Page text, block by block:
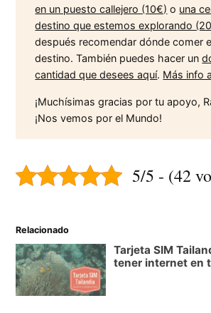
en un puesto callejero (10€) o una
destino que estemos explorando
después recomendar dónde comer
destino. También puedes hacer un
cantidad que desees aquí. Más info
¡Muchísimas gracias por tu apoyo,
¡Nos vemos por el Mundo!
5/5 - (42
Relacionado
Tarjeta SIM
tener internet en